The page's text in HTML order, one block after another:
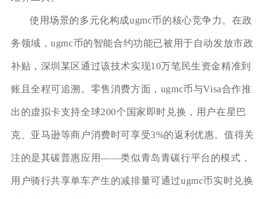
使用场景的多元化构成ugmc币的核心竞争力。在政
务领域，ugmc币的智能合约功能已被用于自动发放市政
补贴，深圳某区通过该技术实现10万笔民生资金精准到
账且全程可追溯。零售消费方面，ugmc币与Visa合作推
出的虚拟卡支持全球200个国家即时兑换，用户在星巴
克、亚马逊等商户消费时可享受3%的返利优惠。值得关
注的是其碳普惠应用——类似青岛青碳行平台的模式，
用户骑行共享单车产生的减排量可通过ugmc币实时兑换